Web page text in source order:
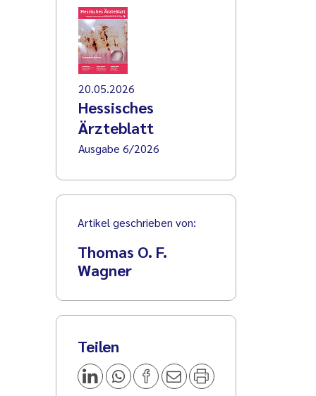
20.05.2026
Hessisches
Ärzteblatt
Ausgabe 6/2026
Artikel geschrieben von:
Thomas O. F.
Wagner
Teilen